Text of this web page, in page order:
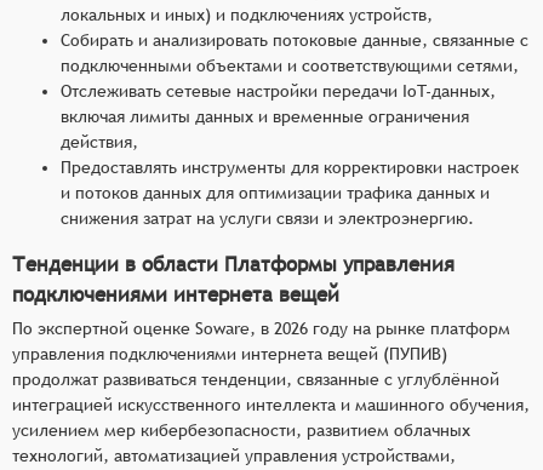
локальных и иных) и подключениях устройств,
Собирать и анализировать потоковые данные, связанные с
подключенными объектами и соответствующими сетями,
Отслеживать сетевые настройки передачи IoT-данных,
включая лимиты данных и временные ограничения
действия,
Предоставлять инструменты для корректировки настроек
и потоков данных для оптимизации трафика данных и
снижения затрат на услуги связи и электроэнергию.
Тенденции в области Платформы управления
подключениями интернета вещей
По экспертной оценке Soware, в 2026 году на рынке платформ
управления подключениями интернета вещей (ПУПИВ)
продолжат развиваться тенденции, связанные с углублённой
интеграцией искусственного интеллекта и машинного обучения,
усилением мер кибербезопасности, развитием облачных
технологий, автоматизацией управления устройствами,